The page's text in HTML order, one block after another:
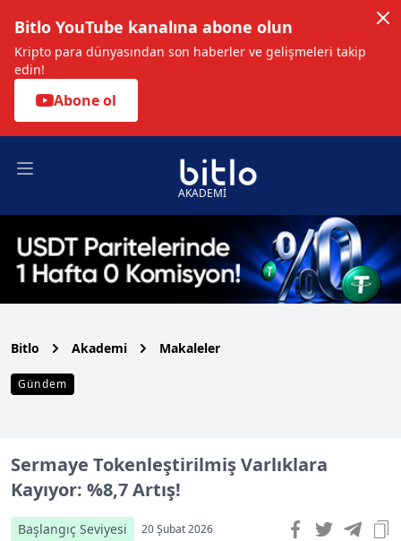
Bitlo YouTube kanalına abone olun
Kripto para dünyasından son haberler ve gelişmeleri takip
edin!
Abone ol
Open main menu
AKADEMİ
Bitlo Akademi Makaleler
Gündem
Sermaye Tokenleştirilmiş Varlıklara
Kayıyor: %8,7 Artış!
Başlangıç Seviyesi 20 Şubat 2026